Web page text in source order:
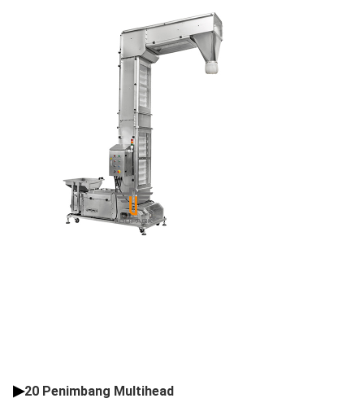
▶20 Penimbang Multihead